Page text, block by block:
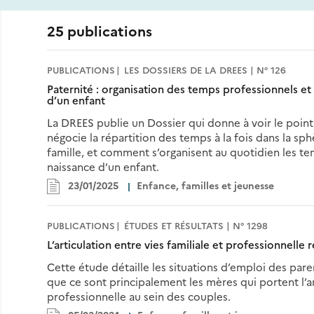
25 publications
PUBLICATIONS LES DOSSIERS DE LA DREES | N° 126
Paternité : organisation des temps professionnels
d’un enfant
La DREES publie un Dossier qui donne à voir le
négocie la répartition des temps à la fois dans la
famille, et comment s’organisent au quotidien les
naissance d’un enfant.
23/01/2025 Enfance, familles et jeunesse
PUBLICATIONS ÉTUDES ET RÉSULTATS | N° 1298
L’articulation entre vies familiale et
Cette étude détaille les situations d’emploi des
que ce sont principalement les mères qui portent
professionnelle au sein des couples.